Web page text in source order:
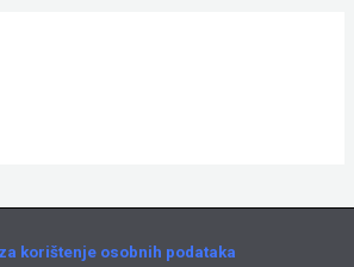
korištenje osobnih podataka